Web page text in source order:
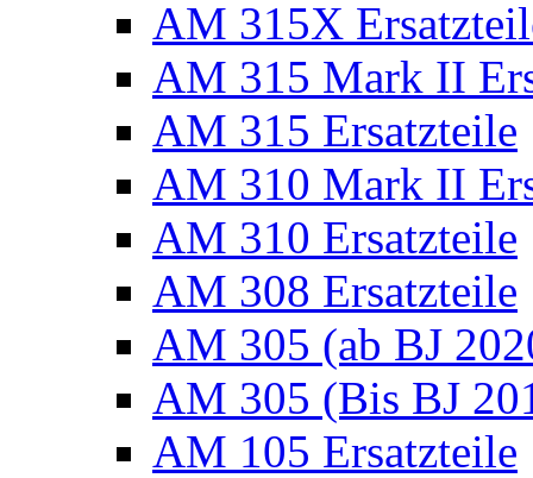
AM 315X
AM 315 Mark II
AM 315 Ersatzteile
AM 310 Mark II
AM 310 Ersatzteile
AM 308 Ersatzteile
AM 305 (ab BJ
AM 305 (Bis BJ
AM 105 Ersatzteile